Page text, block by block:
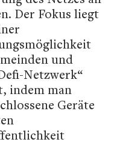
Der Fokus liegt
und
Netzwerk“
indem man
Geräte